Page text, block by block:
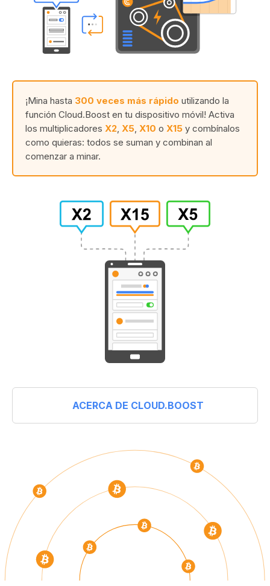
¡Mina hasta 300 veces más rápido utilizando la
función Cloud.Boost en tu dispositivo móvil! Activa
los multiplicadores X2 X5 X10 o X15 y combínalos
como quieras: todos se suman y combinan al
comenzar a minar.
ACERCA DE CLOUD.BOOST